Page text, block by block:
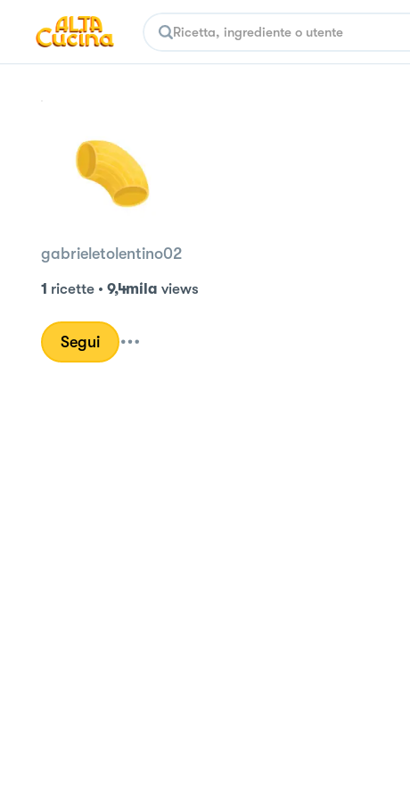
gabrieletolentino02
1 ricette• 9,4mila views
Segui